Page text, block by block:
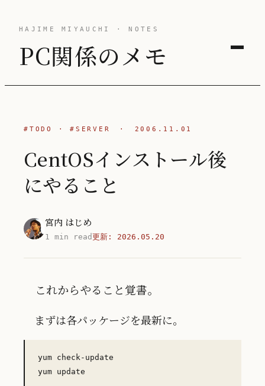
HAJIME MIYAUCHI · NOTES
PC関係のメモ
#TODO · #SERVER · 2006.11.01
CentOSインストール後
にやること
宮内 はじめ
1 min read更新: 2026.05.20
これからやること覚書。
まずは各パッケージを最新に。
yum check-update